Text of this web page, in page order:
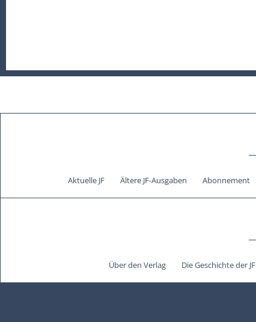
Aktuelle JF Ältere JF-Ausgaben Abonnement
Über den Verlag Die Geschichte der JF